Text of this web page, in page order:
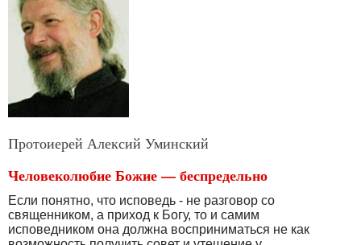
Протоиерей Алексий Уминский
Человеколюбие Божие — беспредельно
Если понятно, что исповедь - не разговор со
священни­ком, а приход к Богу, то и самим
исповедником она долж­на восприниматься не как